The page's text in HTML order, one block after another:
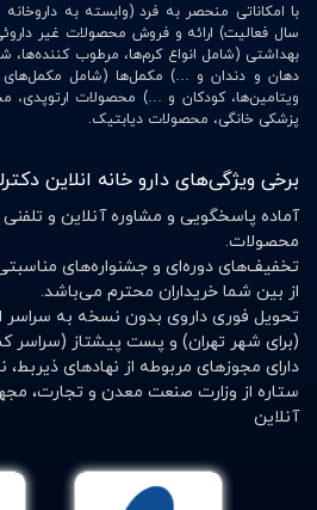
سال فعالیت) ارائه و فروش محصولات غیر داروئی
بهداشتی (شامل انواع کرم‌ها، مرطوب کننده‌ها،
دهان و دندان و …) مکمل‌ها (شامل مکمل‌های
ویتامین‌ها، کودکان و …) محصولات ارتوپدی،
پزشکی خانگی، محصولات دیابتیک.
برخی ویژگی‌های دارو خانه انلاین
آماده پاسخگویی و مشاوره آنلاین و
محصولات.
تخفیف‌های دوره‌ای و جشنواره‌های
از بین شما خریداران محترم می‌باشد.
تحویل فوری داروی بدون نسخه به سراسر
(برای شهر تهران) و پست پیشتاز (سراسر
دارای مجوزهای مربوطه از نهادهای ذیربط،
ستاره از وزارت صنعت معدن و تجارت،
آنلاین